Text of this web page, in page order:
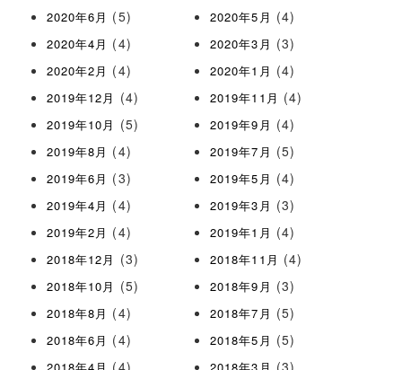
2020年6月 (5) 2020年5月 (4)
2020年4月 (4) 2020年3月 (3)
2020年2月 (4) 2020年1月 (4)
2019年12月 (4) 2019年11月 (4)
2019年10月 (5) 2019年9月 (4)
2019年8月 (4) 2019年7月 (5)
2019年6月 (3) 2019年5月 (4)
2019年4月 (4) 2019年3月 (3)
2019年2月 (4) 2019年1月 (4)
2018年12月 (3) 2018年11月 (4)
2018年10月 (5) 2018年9月 (3)
2018年8月 (4) 2018年7月 (5)
2018年6月 (4) 2018年5月 (5)